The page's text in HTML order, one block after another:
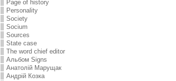
Page of history
Personality
Society
Socium
Sources
State case
The word chief editor
Альбом Signs
Анатолій Марущак
Андрій Козка